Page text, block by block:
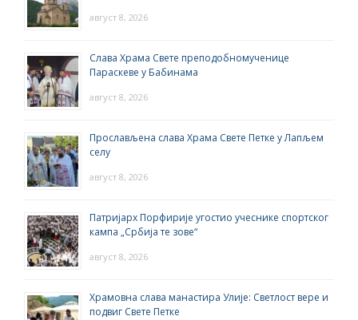
август 8, 2026
Слава Храма Свете преподобномученице
Параскеве у Бабинама
август 8, 2026
Прослављена слава Храма Свете Петке у Лапљем
селу
август 8, 2026
Патријарх Порфирије угостио учеснике спортског
кампа „Србија те зове“
август 8, 2026
Храмовна слава манастира Улије: Светлост вере и
подвиг Свете Петке